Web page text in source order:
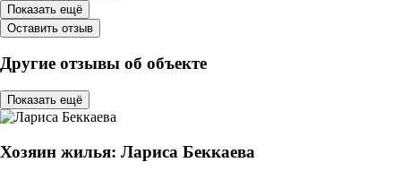
Показать ещё
Оставить отзыв
Другие отзывы об объекте
Показать ещё
Хозяин жилья: Лариса Беккаева